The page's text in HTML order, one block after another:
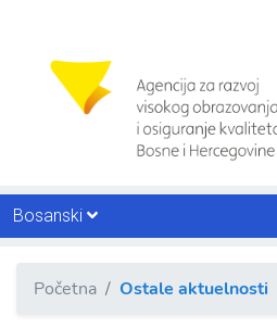
Bosanski
Početna Ostale aktuelnosti